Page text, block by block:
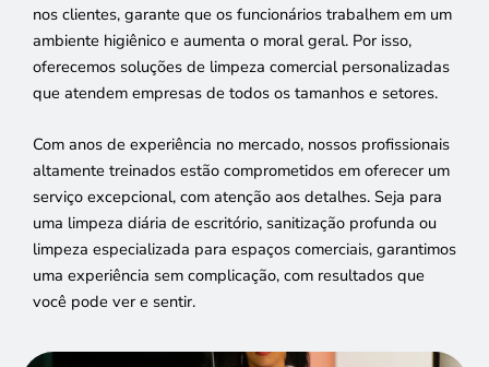
nos clientes, garante que os funcionários trabalhem em um
ambiente higiênico e aumenta o moral geral. Por isso,
oferecemos soluções de limpeza comercial personalizadas
que atendem empresas de todos os tamanhos e setores.
Com anos de experiência no mercado, nossos profissionais
altamente treinados estão comprometidos em oferecer um
serviço excepcional, com atenção aos detalhes. Seja para
uma limpeza diária de escritório, sanitização profunda ou
limpeza especializada para espaços comerciais, garantimos
uma experiência sem complicação, com resultados que
você pode ver e sentir.